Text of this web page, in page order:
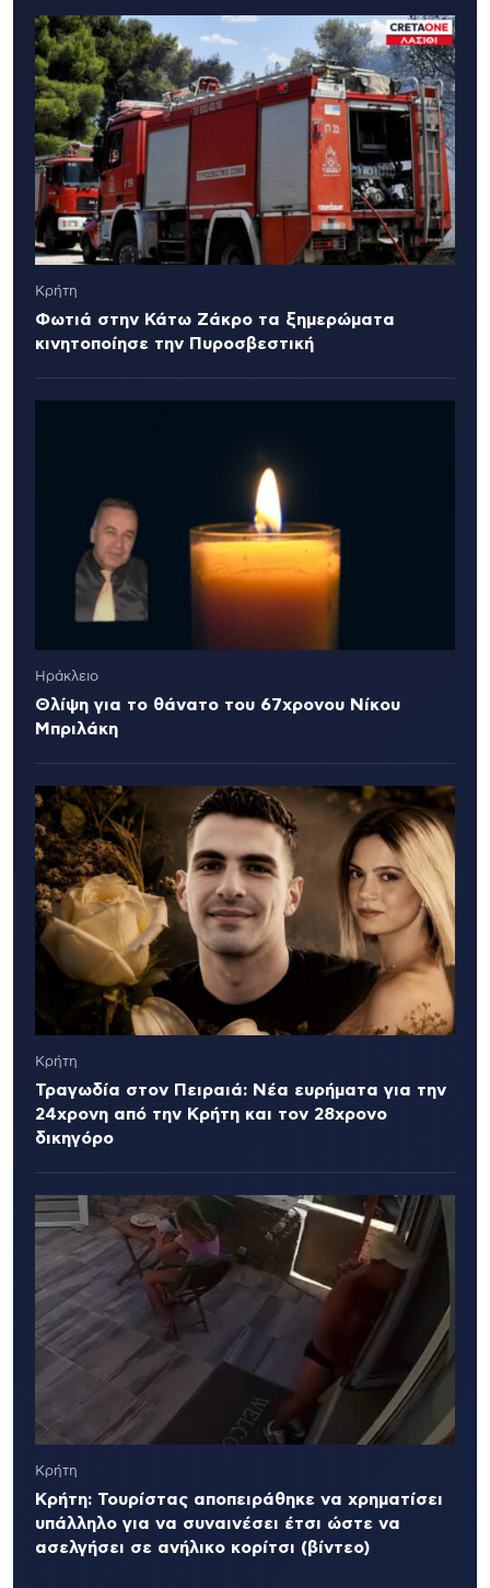
Κρήτη
Φωτιά στην Κάτω Ζάκρο τα ξημερώματα
κινητοποίησε την Πυροσβεστική
Ηράκλειο
Θλίψη για το θάνατο του 67χρονου Νίκου
Μπριλάκη
Κρήτη
Τραγωδία στον Πειραιά: Νέα ευρήματα για την
24χρονη από την Κρήτη και τον 28χρονο
δικηγόρο
Κρήτη
Κρήτη: Τουρίστας αποπειράθηκε να χρηματίσει
υπάλληλο για να συναινέσει έτσι ώστε να
ασελγήσει σε ανήλικο κορίτσι (βίντεο)